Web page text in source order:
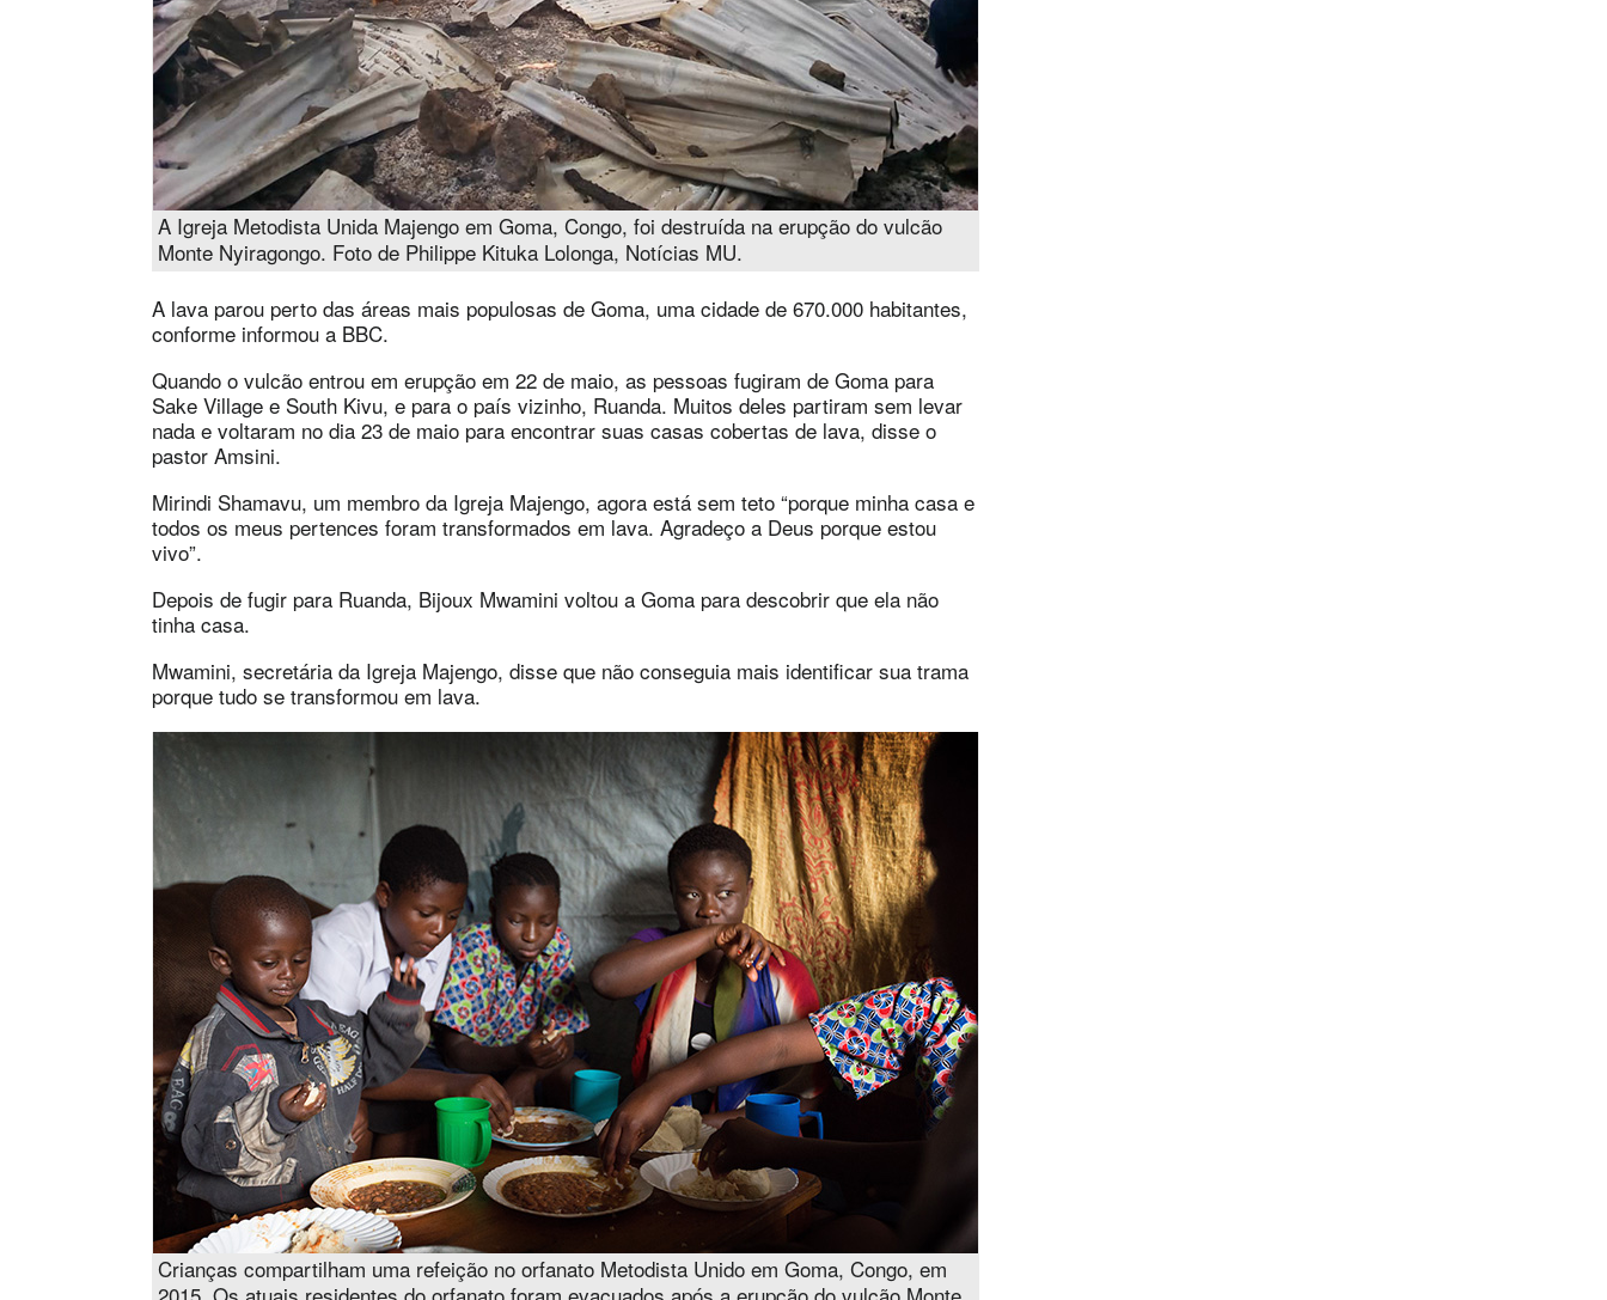
A Igreja Metodista Unida Majengo em Goma, Congo, foi destruída na erupção do vulcão
Monte Nyiragongo. Foto de Philippe Kituka Lolonga, Notícias MU.
A lava parou perto das áreas mais populosas de Goma, uma cidade de 670.000 habitantes,
conforme informou a BBC.
Quando o vulcão entrou em erupção em 22 de maio, as pessoas fugiram de Goma para
Sake Village e South Kivu, e para o país vizinho, Ruanda. Muitos deles partiram sem levar
nada e voltaram no dia 23 de maio para encontrar suas casas cobertas de lava, disse o
pastor Amsini.
Mirindi Shamavu, um membro da Igreja Majengo, agora está sem teto “porque minha casa e
todos os meus pertences foram transformados em lava. Agradeço a Deus porque estou
vivo”.
Depois de fugir para Ruanda, Bijoux Mwamini voltou a Goma para descobrir que ela não
tinha casa.
Mwamini, secretária da Igreja Majengo, disse que não conseguia mais identificar sua trama
porque tudo se transformou em lava.
Crianças compartilham uma refeição no orfanato Metodista Unido em Goma, Congo, em